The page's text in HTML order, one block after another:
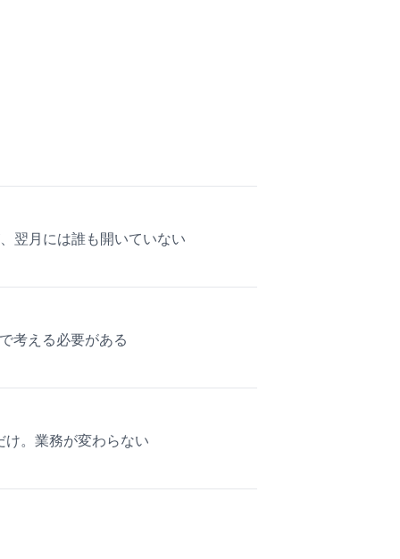
翌月には誰も開いていない
考える必要がある
け。業務が変わらない